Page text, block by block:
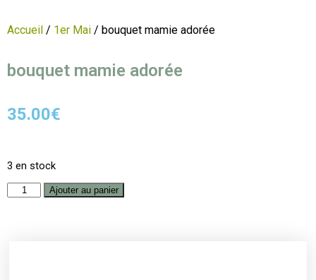
Accueil / 1er Mai / bouquet mamie adorée
bouquet mamie adorée
35.00€
3 en stock
Ajouter au panier